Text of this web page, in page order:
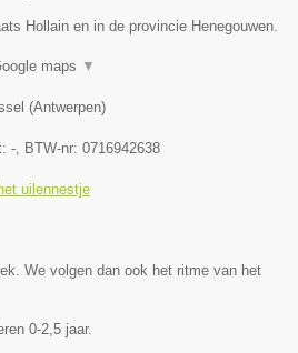
Hollain en in de provincie Henegouwen.
maps ▼
(Antwerpen)
- , BTW-nr: 0716942638
uilennestje
We volgen dan ook het ritme van het
0-2,5 jaar.